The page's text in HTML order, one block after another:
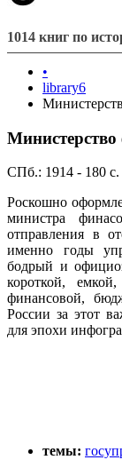
1014 книг по
•
library6
Министерство
СПб.: 1914 - 180 с.
Роскошно
министра
отправления в
именно годы
бодрый и
короткой,
финансовой,
России за этот
для эпохи
темы: